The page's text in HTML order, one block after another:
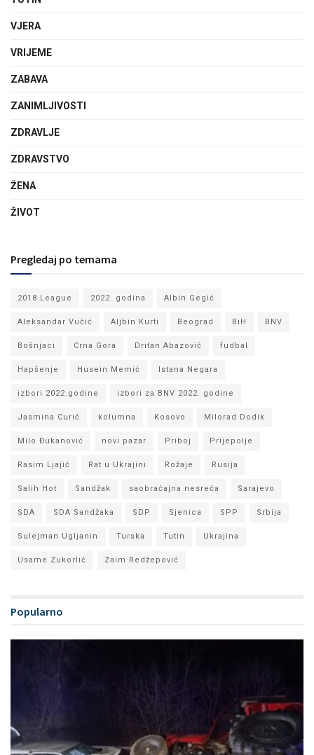
VJERA
VRIJEME
ZABAVA
ZANIMLJIVOSTI
ZDRAVLJE
ZDRAVSTVO
ŽENA
ŽIVOT
Pregledaj po temama
2018 League 2022. godina Albin Gegić
Aleksandar Vučić Aljbin Kurti Beograd BiH BNV
Bošnjaci Crna Gora Dritan Abazović fudbal
Hapšenje Husein Memić Istana Negara
izbori 2022.godine izbori za BNV 2022. godine
Jasmina Curić kolumna Kosovo Milorad Dodik
Milo Đukanović novi pazar Priboj Prijepolje
Rasim Ljajić Rat u Ukrajini Rožaje Rusija
Salih Hot Sandžak saobraćajna nesreća Sarajevo
SDA SDA Sandžaka SDP Sjenica SPP Srbija
Sulejman Ugljanin Turska Tutin Ukrajina
Usame Zukorlić Zaim Redžepović
Popularno